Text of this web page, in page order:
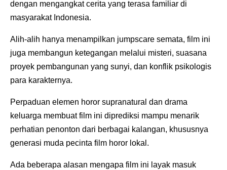
dengan mengangkat cerita yang terasa familiar di
masyarakat Indonesia.
Alih-alih hanya menampilkan jumpscare semata, film ini
juga membangun ketegangan melalui misteri, suasana
proyek pembangunan yang sunyi, dan konflik psikologis
para karakternya.
Perpaduan elemen horor supranatural dan drama
keluarga membuat film ini diprediksi mampu menarik
perhatian penonton dari berbagai kalangan, khususnya
generasi muda pecinta film horor lokal.
Ada beberapa alasan mengapa film ini layak masuk